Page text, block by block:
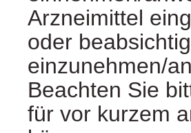
Arzneimittel
oder
einzunehmen/
Beachten Sie
für vor kurzem